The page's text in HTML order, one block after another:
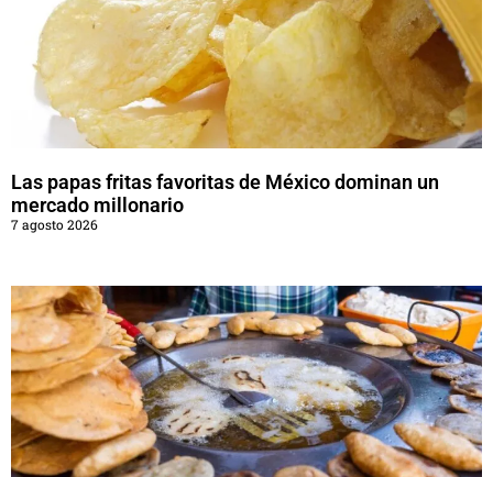
Las papas fritas favoritas de México dominan un
mercado millonario
7 agosto 2026